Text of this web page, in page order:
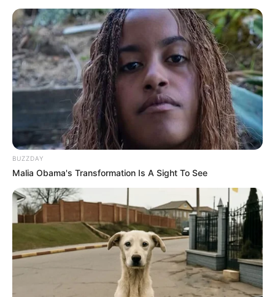
Anti Mainstream, 10 Cara
Membawa Barang Belanjaan
Versi Warga Thailand
Langka Banget! 10 Pose Lucu
Katak yang Bikin Ketawa
Gemes
BUZZDAY
Malia Obama's Transformation Is A Sight To See